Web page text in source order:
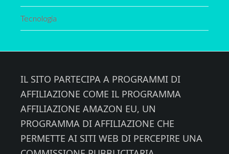
Tecnologia
IL SITO PARTECIPA A PROGRAMMI DI
AFFILIAZIONE COME IL PROGRAMMA
AFFILIAZIONE AMAZON EU, UN
PROGRAMMA DI AFFILIAZIONE CHE
PERMETTE AI SITI WEB DI PERCEPIRE UNA